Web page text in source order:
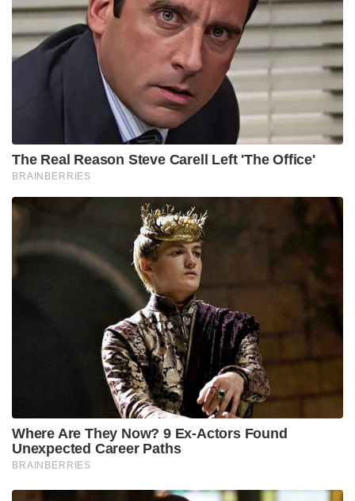
The Real Reason Steve Carell Left 'The Office'
BRAINBERRIES
Where Are They Now? 9 Ex-Actors Found
Unexpected Career Paths
BRAINBERRIES